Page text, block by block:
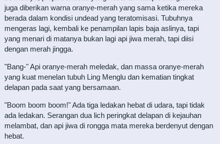
juga diberikan warna oranye-merah yang sama ketika mereka
berada dalam kondisi undead yang teratomisasi. Tubuhnya
mengeras lagi, kembali ke penampilan lapis baja aslinya, tapi
yang menari di matanya bukan lagi api jiwa merah, tapi diisi
dengan merah jingga.
"Bang-" Api oranye-merah meledak, dan massa oranye-merah
yang kuat menelan tubuh Ling Menglu dan kematian tingkat
delapan pada saat yang bersamaan.
"Boom boom boom!" Ada tiga ledakan hebat di udara, tapi tidak
ada ledakan. Serangan dua lich peringkat delapan di kejauhan
melambat, dan api jiwa di rongga mata mereka berdenyut dengan
hebat.